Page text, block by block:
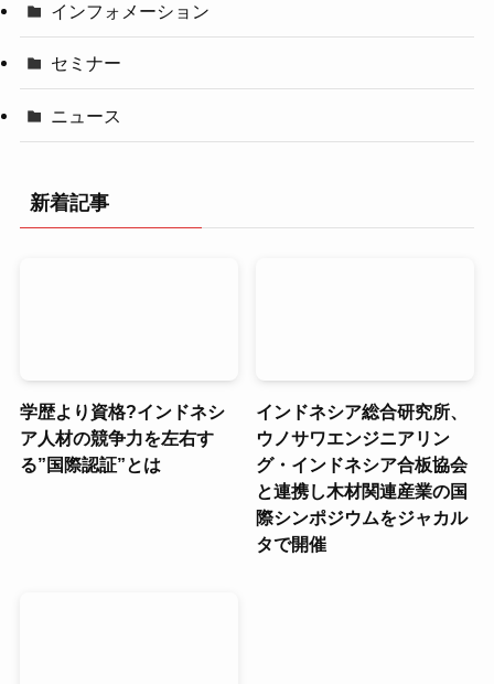
インフォメーション
セミナー
ニュース
新着記事
学歴より資格?インドネシ
ア人材の競争力を左右す
る”国際認証”とは
インドネシア総合研究所、
ウノサワエンジニアリン
グ・インドネシア合板協会
と連携し木材関連産業の国
際シンポジウムをジャカル
タで開催